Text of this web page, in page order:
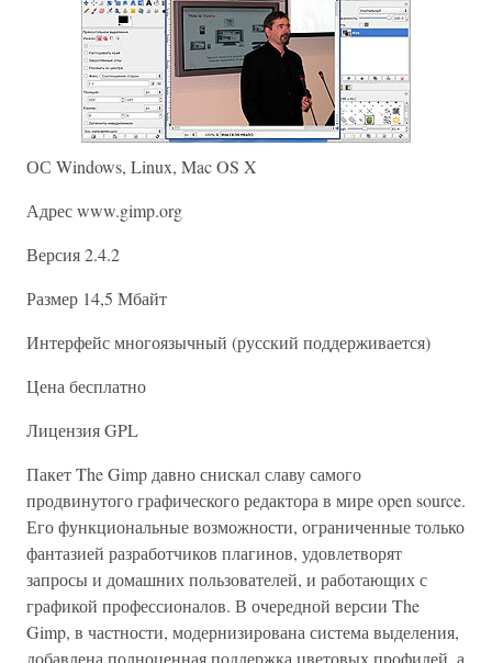
ОС Windows, Linux, Mac OS X
Адрес www.gimp.org
Версия 2.4.2
Размер 14,5 Мбайт
Интерфейс многоязычный (русский поддерживается)
Цена бесплатно
Лицензия GPL
Пакет The Gimp давно снискал славу самого
продвинутого графического редактора в мире open source.
Его функциональные возможности, ограниченные только
фантазией разработчиков плагинов, удовлетворят
запросы и домашних пользователей, и работающих с
графикой профессионалов. В очередной версии The
Gimp, в частности, модернизирована система выделения,
добавлена полноценная поддержка цветовых профилей, а